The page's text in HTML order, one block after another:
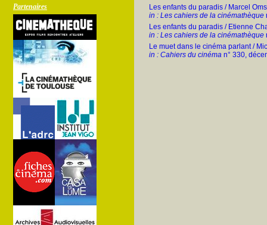
Partenaires
Les enfants du paradis / Marcel Oms
in : Les cahiers de la cinémathèque
Les enfants du paradis / Etienne
in : Les cahiers de la cinémathèque
Le muet dans le cinéma parlant /
in : Cahiers du cinéma n° 330,